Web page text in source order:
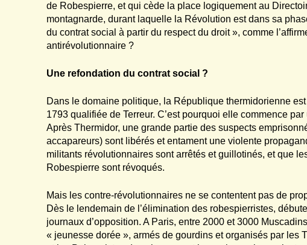
de Robespierre, et qui cède la place logiquement au
montagnarde, durant laquelle la Révolution est dans sa
du contrat social à partir du respect du droit », comme
antirévolutionnaire ?
Une refondation du contrat social ?
Dans le domaine politique, la République thermidorienne
1793 qualifiée de Terreur. C’est pourquoi elle commence
Après Thermidor, une grande partie des suspects
accapareurs) sont libérés et entament une violente
militants révolutionnaires sont arrêtés et guillotinés, et que
Robespierre sont révoqués.
Mais les contre-révolutionnaires ne se contentent pas de
Dès le lendemain de l’élimination des robespierristes,
journaux d’opposition. A Paris, entre 2000 et 3000
« jeunesse dorée », armés de gourdins et organisés par les